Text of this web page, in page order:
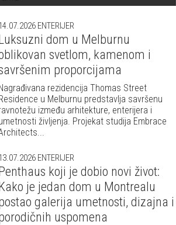
ENTERIJER
dom u Melburnu
svetlom, kamenom i
proporcijama
rezidencija Thomas Street
u Melburnu predstavlja savršenu
između arhitekture, enterijera i
življenja. Projekat studija Embrace
ENTERIJER
koji je dobio novi život:
je jedan dom u Montrealu
galerija umetnosti, dizajna i
uspomena